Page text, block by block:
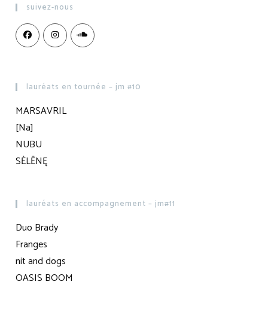
suivez-nous
lauréats en tournée – jm #10
MARSAVRIL
[Na]
NUBU
SĖLĒNĘ
lauréats en accompagnement – jm#11
Duo Brady
Franges
nit and dogs
OASIS BOOM